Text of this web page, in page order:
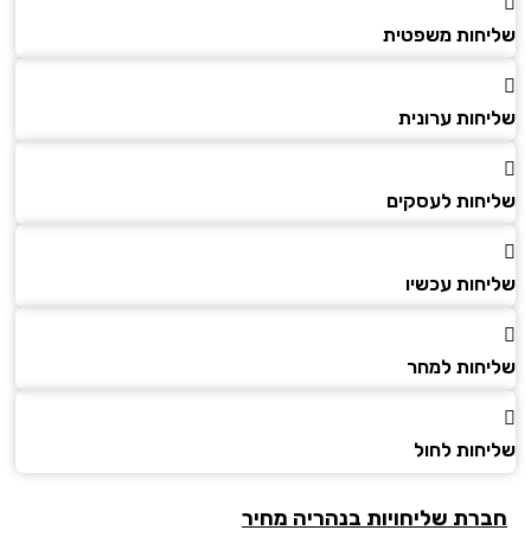
משפטית
ערונית
לעסקים
עכשיו
למחר
לחול
שליחויות בנהריה מחיר